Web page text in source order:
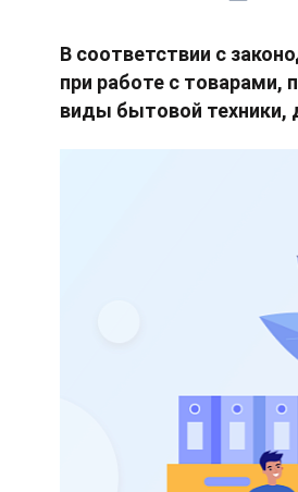
В соответствии с
при работе с
виды бытовой техники,